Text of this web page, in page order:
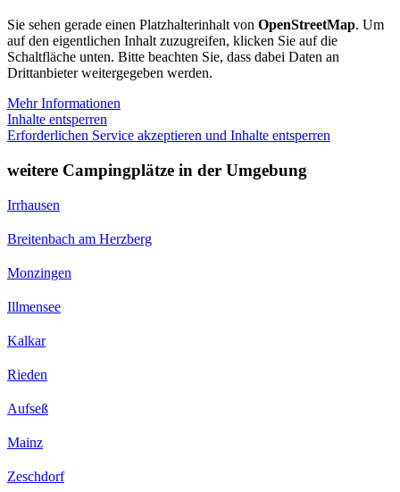
Sie sehen gerade einen Platzhalterinhalt von OpenStreetMap. Um
auf den eigentlichen Inhalt zuzugreifen, klicken Sie auf die
Schaltfläche unten. Bitte beachten Sie, dass dabei Daten an
Drittanbieter weitergegeben werden.
Mehr Informationen
Inhalte entsperren
Erforderlichen Service akzeptieren und Inhalte entsperren
weitere Campingplätze in der Umgebung
Irrhausen
Breitenbach am Herzberg
Monzingen
Illmensee
Kalkar
Rieden
Aufseß
Mainz
Zeschdorf